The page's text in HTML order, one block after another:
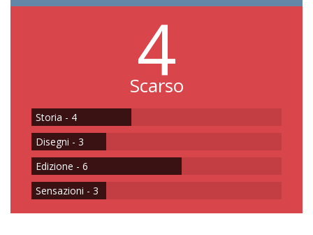
4
Scarso
Storia - 4
Disegni - 3
Edizione - 6
Sensazioni - 3